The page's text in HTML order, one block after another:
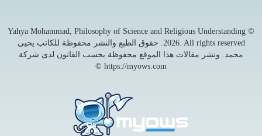
© Yahya Mohammad, Philosophy of Science and Religious Understanding
2026 . All rights reserved. حقوق الطبع والنشر محفوظة للكاتب يحيى
محمد. ونشر مقالات هذا الموقع محفوظة بحسب القانون لدى شركة
https://myows.com ©